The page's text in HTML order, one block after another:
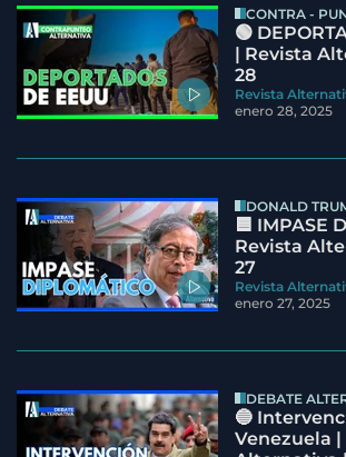
CONTRA -
🟢
| Revista
28
Revista
enero 28, 2025
DONALD
🟦 IMPASE
Revista
27
Revista
enero 27, 2025
DEBATE
🔵
Venezuela |